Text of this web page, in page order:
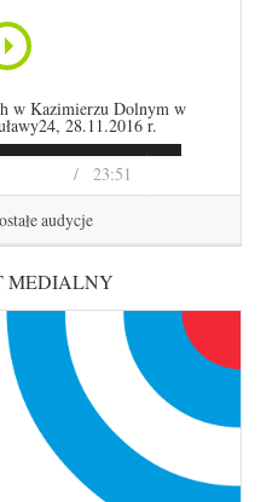
23:51
w Kazimierzu Dolnym w
28.11.2016 r.
audycje
MEDIALNY